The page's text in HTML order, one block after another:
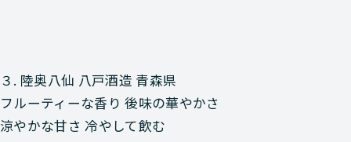
３. 陸奥八仙 八戸酒造 青森県
フルーティーな香り 後味の華やかさ
涼やかな甘さ 冷やして飲む